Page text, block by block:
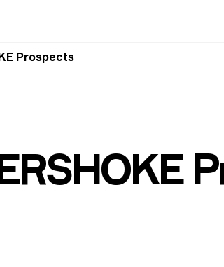
Prospects